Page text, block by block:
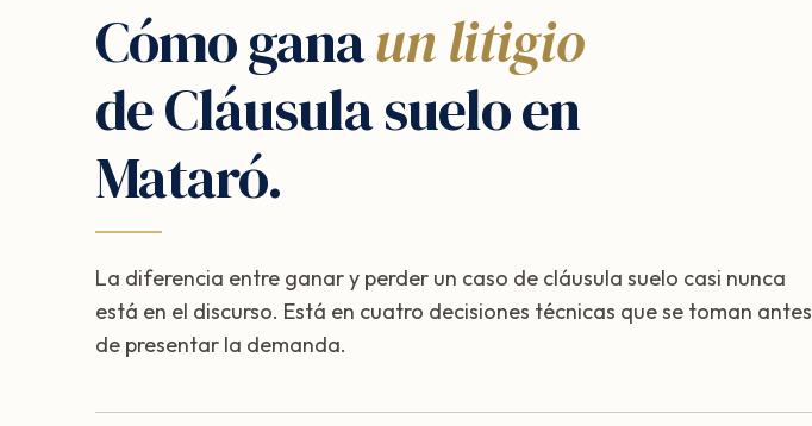
Cómo ganaun litigio
de Cláusula suelo en
Mataró.
La diferencia entre ganar y perder un caso de cláusula suelo casi nunca
está en el discurso. Está en cuatro decisiones técnicas que se toman antes
de presentar la demanda.